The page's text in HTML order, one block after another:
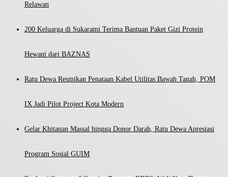
Relawan
200 Keluarga di Sukarami Terima Bantuan Paket Gizi Protein
Hewani dari BAZNAS
Ratu Dewa Resmikan Penataan Kabel Utilitas Bawah Tanah, POM
IX Jadi Pilot Project Kota Modern
Gelar Khitanan Massal hingga Donor Darah, Ratu Dewa Apresiasi
Program Sosial GUIM